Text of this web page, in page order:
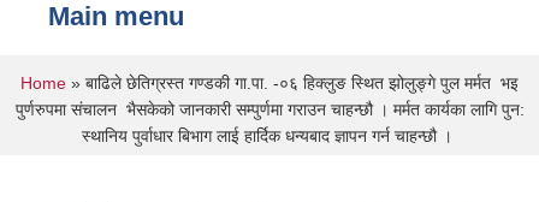
Main menu
You are here
Home » बाढिले छेतिग्रस्त गण्डकी गा.पा. -०६ हिक्लुङ स्थित झोलुङ्गे पुल मर्मत भइ
पुर्णरुपमा संचालन भैसकेको जानकारी सम्पुर्णमा गराउन चाहन्छौ । मर्मत कार्यका लागि पुन:
स्थानिय पुर्वाधार बिभाग लाई हार्दिक धन्यबाद ज्ञापन गर्न चाहन्छौ ।